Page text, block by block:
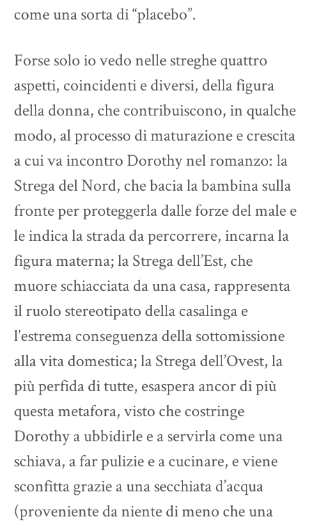
come una sorta di “placebo”.
Forse solo io vedo nelle streghe quattro
aspetti, coincidenti e diversi, della figura
della donna, che contribuiscono, in qualche
modo, al processo di maturazione e crescita
a cui va incontro Dorothy nel romanzo: la
Strega del Nord, che bacia la bambina sulla
fronte per proteggerla dalle forze del male e
le indica la strada da percorrere, incarna la
figura materna; la Strega dell’Est, che
muore schiacciata da una casa, rappresenta
il ruolo stereotipato della casalinga e
l'estrema conseguenza della sottomissione
alla vita domestica; la Strega dell’Ovest, la
più perfida di tutte, esaspera ancor di più
questa metafora, visto che costringe
Dorothy a ubbidirle e a servirla come una
schiava, a far pulizie e a cucinare, e viene
sconfitta grazie a una secchiata d’acqua
(proveniente da niente di meno che una